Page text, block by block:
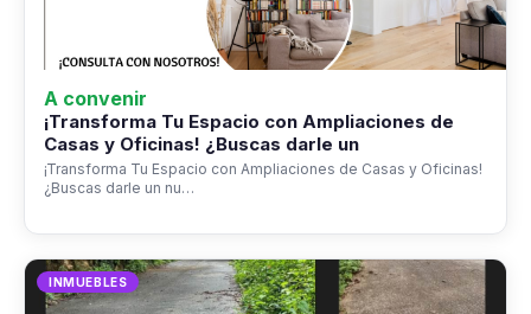
A convenir
¡Transforma Tu Espacio con Ampliaciones de
Casas y Oficinas! ¿Buscas darle un
¡Transforma Tu Espacio con Ampliaciones de Casas y Oficinas!
¿Buscas darle un nu…
INMUEBLES